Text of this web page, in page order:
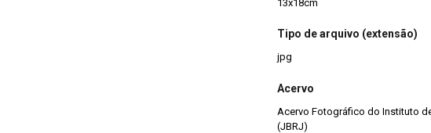
13x18cm
Tipo de arquivo (extensão)
jpg
Acervo
Acervo Fotográfico do Instituto
(JBRJ)